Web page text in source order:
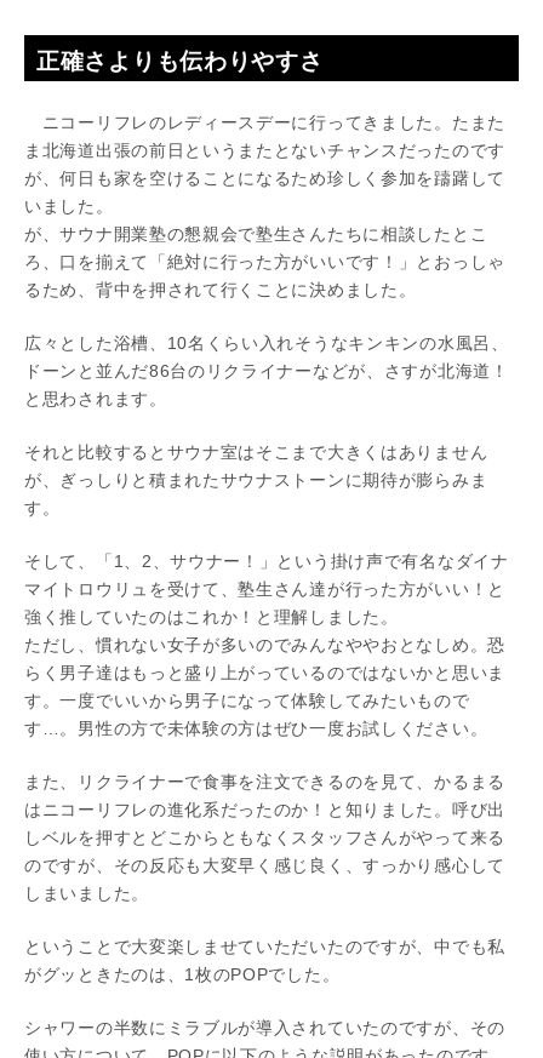
正確さよりも伝わりやすさ
ニコーリフレのレディースデーに行ってきました。たまた
ま北海道出張の前日というまたとないチャンスだったのです
が、何日も家を空けることになるため珍しく参加を躊躇して
いました。
が、サウナ開業塾の懇親会で塾生さんたちに相談したとこ
ろ、口を揃えて「絶対に行った方がいいです！」とおっしゃ
るため、背中を押されて行くことに決めました。
広々とした浴槽、10名くらい入れそうなキンキンの水風呂、
ドーンと並んだ86台のリクライナーなどが、さすが北海道！
と思わされます。
それと比較するとサウナ室はそこまで大きくはありません
が、ぎっしりと積まれたサウナストーンに期待が膨らみま
す。
そして、「1、2、サウナー！」という掛け声で有名なダイナ
マイトロウリュを受けて、塾生さん達が行った方がいい！と
強く推していたのはこれか！と理解しました。
ただし、慣れない女子が多いのでみんなややおとなしめ。恐
らく男子達はもっと盛り上がっているのではないかと思いま
す。一度でいいから男子になって体験してみたいもので
す…。男性の方で未体験の方はぜひ一度お試しください。
また、リクライナーで食事を注文できるのを見て、かるまる
はニコーリフレの進化系だったのか！と知りました。呼び出
しベルを押すとどこからともなくスタッフさんがやって来る
のですが、その反応も大変早く感じ良く、すっかり感心して
しまいました。
ということで大変楽しませていただいたのですが、中でも私
がグッときたのは、1枚のPOPでした。
シャワーの半数にミラブルが導入されていたのですが、その